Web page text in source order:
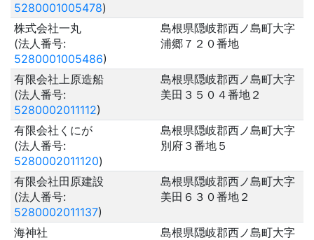
5280001005478)
株式会社一丸
(法人番号:
5280001005486)
島根県隠岐郡西ノ島町大字
浦郷７２０番地
有限会社上原造船
(法人番号:
5280002011112)
島根県隠岐郡西ノ島町大字
美田３５０４番地２
有限会社くにが
(法人番号:
5280002011120)
島根県隠岐郡西ノ島町大字
別府３番地５
有限会社田原建設
(法人番号:
5280002011137)
島根県隠岐郡西ノ島町大字
美田６３０番地２
海神社
島根県隠岐郡西ノ島町大字